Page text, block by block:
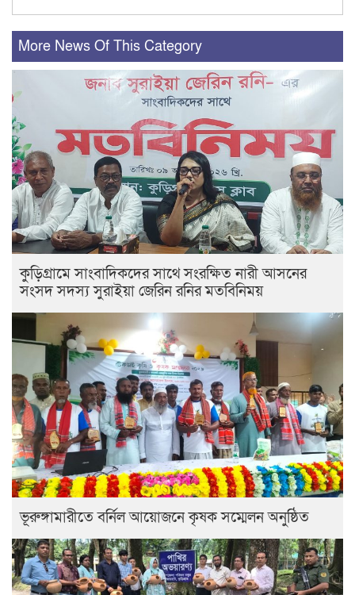
More News Of This Category
কুড়িগ্রামে সাংবাদিকদের সাথে সংরক্ষিত নারী আসনের
সংসদ সদস্য সুরাইয়া জেরিন রনির মতবিনিময়
ভূরুঙ্গামারীতে বর্নিল আয়োজনে কৃষক সম্মেলন অনুষ্ঠিত